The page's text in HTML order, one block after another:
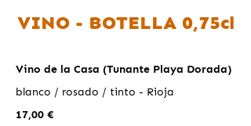
VINO - BOTELLA 0,75cl
Vino de la Casa (Tunante Playa Dorada)
blanco / rosado / tinto - Rioja
17,00 €